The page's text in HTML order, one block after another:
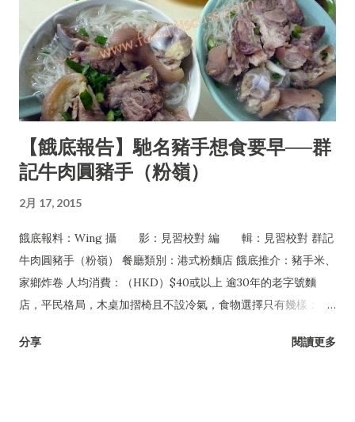
【餓底報告】馳名豬手想食要早──群
記牛肉圓豬手（粉嶺）
2月 17, 2015
餓底報料：Wing 攝 影：見習校對 編 輯：見習校對 群記
牛肉圓豬手（粉嶺） 餐廳類別：港式粉麵店 餓底推介：豬手米、
家鄉炸卷 人均消費：（HKD）$40或以上 逾30年的老字號麵
店，平民格局，木桌加摺椅且不設冷氣，食物選擇只有幾樣：豬
家鄉炸卷。但無論一年四季皆經常爆場，甚至吸引許多名人紅星
分享 閱讀更多